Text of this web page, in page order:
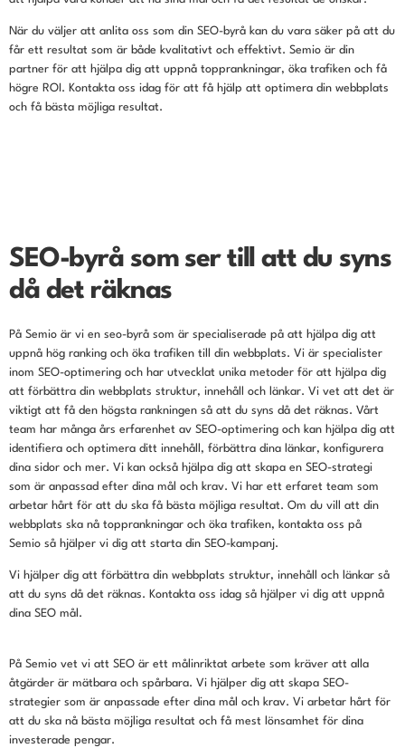
När du väljer att anlita oss som din SEO-byrå kan du vara säker på att du
får ett resultat som är både kvalitativt och effektivt. Semio är din
partner för att hjälpa dig att uppnå topprankningar, öka trafiken och få
högre ROI. Kontakta oss idag för att få hjälp att optimera din webbplats
och få bästa möjliga resultat.
SEO-byrå som ser till att du syns
då det räknas
På Semio är vi en seo-byrå som är specialiserade på att hjälpa dig att
uppnå hög ranking och öka trafiken till din webbplats. Vi är specialister
inom SEO-optimering och har utvecklat unika metoder för att hjälpa dig
att förbättra din webbplats struktur, innehåll och länkar. Vi vet att det är
viktigt att få den högsta rankningen så att du syns då det räknas. Vårt
team har många års erfarenhet av SEO-optimering och kan hjälpa dig att
identifiera och optimera ditt innehåll, förbättra dina länkar, konfigurera
dina sidor och mer. Vi kan också hjälpa dig att skapa en SEO-strategi
som är anpassad efter dina mål och krav. Vi har ett erfaret team som
arbetar hårt för att du ska få bästa möjliga resultat. Om du vill att din
webbplats ska nå topprankningar och öka trafiken, kontakta oss på
Semio så hjälper vi dig att starta din SEO-kampanj.
Vi hjälper dig att förbättra din webbplats struktur, innehåll och länkar så
att du syns då det räknas. Kontakta oss idag så hjälper vi dig att uppnå
dina SEO mål.
På Semio vet vi att SEO är ett målinriktat arbete som kräver att alla
åtgärder är mätbara och spårbara. Vi hjälper dig att skapa SEO-
strategier som är anpassade efter dina mål och krav. Vi arbetar hårt för
att du ska nå bästa möjliga resultat och få mest lönsamhet för dina
investerade pengar.